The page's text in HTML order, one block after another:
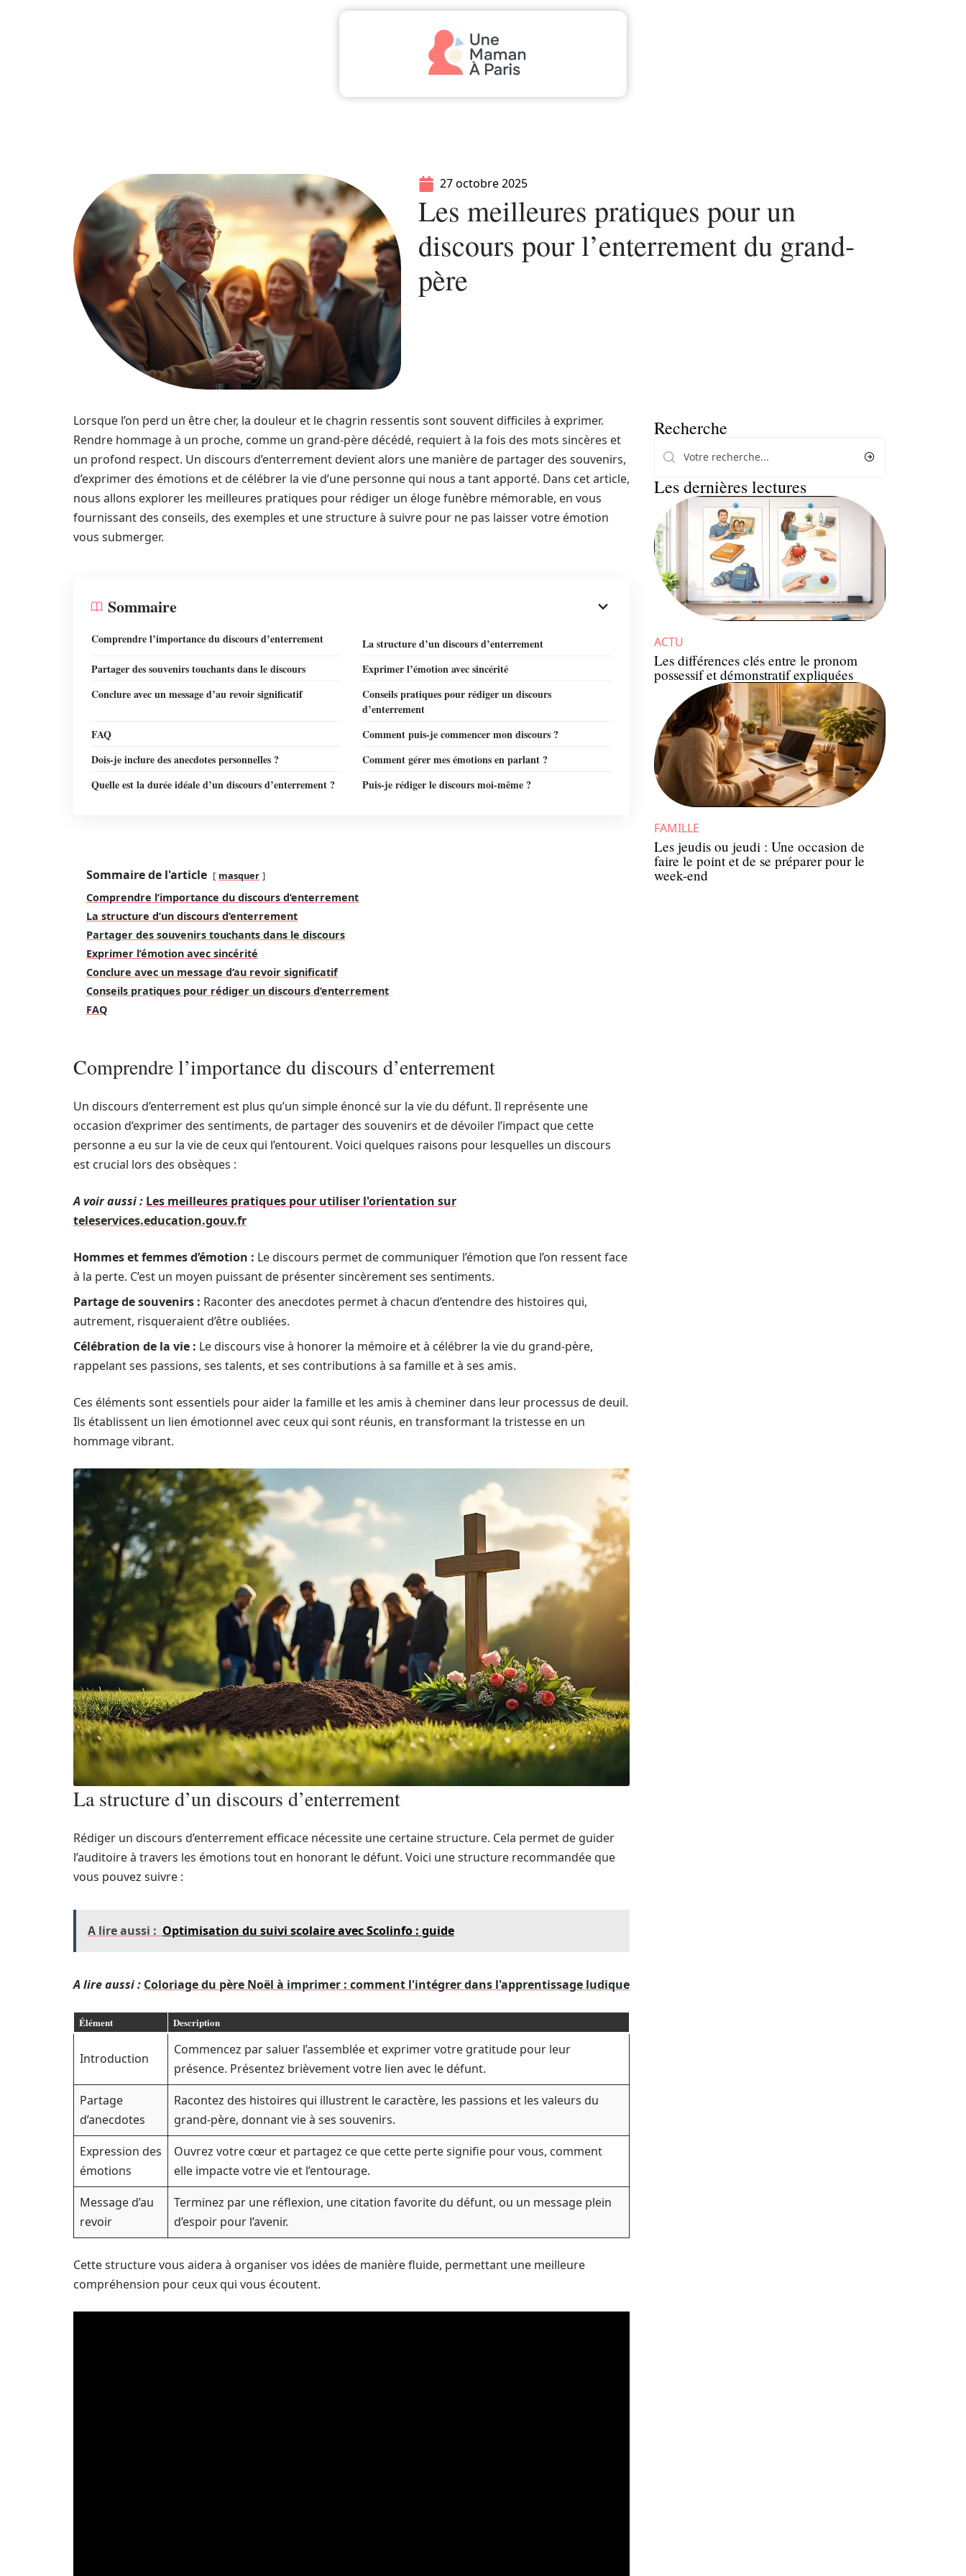
27 octobre 2025
Les meilleures pratiques pour un
discours pour l’enterrement du grand-
père
Lorsque l’on perd un être cher, la douleur et le chagrin ressentis sont souvent difficiles à exprimer.
Rendre hommage à un proche, comme un grand-père décédé, requiert à la fois des mots sincères et
un profond respect. Un discours d’enterrement devient alors une manière de partager des souvenirs,
d’exprimer des émotions et de célébrer la vie d’une personne qui nous a tant apporté. Dans cet article,
nous allons explorer les meilleures pratiques pour rédiger un éloge funèbre mémorable, en vous
fournissant des conseils, des exemples et une structure à suivre pour ne pas laisser votre émotion
vous submerger.
Sommaire
Comprendre l’importance du discours d’enterrement
La structure d’un discours d’enterrement
Partager des souvenirs touchants dans le discours
Exprimer l’émotion avec sincérité
Conclure avec un message d’au revoir significatif
Conseils pratiques pour rédiger un discours
d’enterrement
FAQ
Comment puis-je commencer mon discours ?
Dois-je inclure des anecdotes personnelles ?
Comment gérer mes émotions en parlant ?
Quelle est la durée idéale d’un discours d’enterrement ?
Puis-je rédiger le discours moi-même ?
Sommaire de l'article masquer
Comprendre l’importance du discours d’enterrement
La structure d’un discours d’enterrement
Partager des souvenirs touchants dans le discours
Exprimer l’émotion avec sincérité
Conclure avec un message d’au revoir significatif
Conseils pratiques pour rédiger un discours d’enterrement
FAQ
Comprendre l’importance du discours d’enterrement
Un discours d’enterrement est plus qu’un simple énoncé sur la vie du défunt. Il représente une
occasion d’exprimer des sentiments, de partager des souvenirs et de dévoiler l’impact que cette
personne a eu sur la vie de ceux qui l’entourent. Voici quelques raisons pour lesquelles un discours
est crucial lors des obsèques :
A voir aussi : Les meilleures pratiques pour utiliser l'orientation sur
teleservices.education.gouv.fr
Hommes et femmes d’émotion : Le discours permet de communiquer l’émotion que l’on ressent face
à la perte. C’est un moyen puissant de présenter sincèrement ses sentiments.
Partage de souvenirs : Raconter des anecdotes permet à chacun d’entendre des histoires qui,
autrement, risqueraient d’être oubliées.
Célébration de la vie : Le discours vise à honorer la mémoire et à célébrer la vie du grand-père,
rappelant ses passions, ses talents, et ses contributions à sa famille et à ses amis.
Ces éléments sont essentiels pour aider la famille et les amis à cheminer dans leur processus de deuil.
Ils établissent un lien émotionnel avec ceux qui sont réunis, en transformant la tristesse en un
hommage vibrant.
La structure d’un discours d’enterrement
Rédiger un discours d’enterrement efficace nécessite une certaine structure. Cela permet de guider
l’auditoire à travers les émotions tout en honorant le défunt. Voici une structure recommandée que
vous pouvez suivre :
A lire aussi : Optimisation du suivi scolaire avec Scolinfo : guide
A lire aussi : Coloriage du père Noël à imprimer : comment l'intégrer dans l'apprentissage ludique
Élément Description
Introduction
Commencez par saluer l’assemblée et exprimer votre gratitude pour leur
présence. Présentez brièvement votre lien avec le défunt.
Partage
d’anecdotes
Racontez des histoires qui illustrent le caractère, les passions et les valeurs du
grand-père, donnant vie à ses souvenirs.
Expression des
émotions
Ouvrez votre cœur et partagez ce que cette perte signifie pour vous, comment
elle impacte votre vie et l’entourage.
Message d’au
revoir
Terminez par une réflexion, une citation favorite du défunt, ou un message plein
d’espoir pour l’avenir.
Cette structure vous aidera à organiser vos idées de manière fluide, permettant une meilleure
compréhension pour ceux qui vous écoutent.
Recherche
Les dernières lectures
ACTU
Les différences clés entre le pronom
possessif et démonstratif expliquées
FAMILLE
Les jeudis ou jeudi : Une occasion de
faire le point et de se préparer pour le
week-end